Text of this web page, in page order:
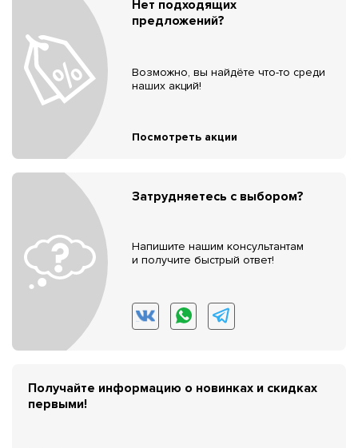
Нет подходящих
предложений?
Возможно, вы найдёте что-то среди
наших акций!
Посмотреть акции
Затрудняетесь с выбором?
Напишите нашим консультантам
и получите быстрый ответ!
Получайте информацию о новинках и скидках
первыми!